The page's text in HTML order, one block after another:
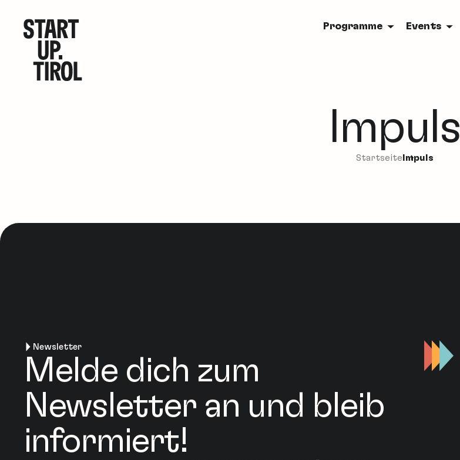
Programme Events
Impuls
StartseiteImpuls
Newsletter
Melde dich zum
Newsletter an und bleib
informiert!